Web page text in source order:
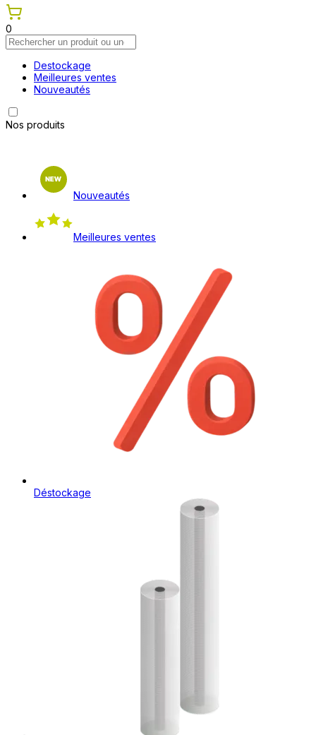
0
Destockage
Meilleures ventes
Nouveautés
Nos produits
Nouveautés
Meilleures ventes
Déstockage